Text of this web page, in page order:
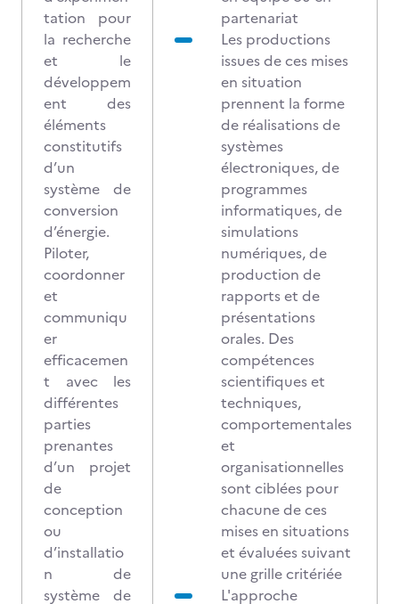
tation pour
la recherche
et le
développem
ent des
éléments
constitutifs
d’un
système de
conversion
d’énergie.
Piloter,
coordonner
et
communiqu
er
efficacemen
t avec les
différentes
parties
prenantes
d’un projet
de
conception
ou
d’installatio
n de
système de
partenariat
Les productions
issues de ces mises
en situation
prennent la forme
de réalisations de
systèmes
électroniques, de
programmes
informatiques, de
simulations
numériques, de
production de
rapports et de
présentations
orales. Des
compétences
scientifiques et
techniques,
comportementales
et
organisationnelles
sont ciblées pour
chacune de ces
mises en situations
et évaluées suivant
une grille critériée
L'approche